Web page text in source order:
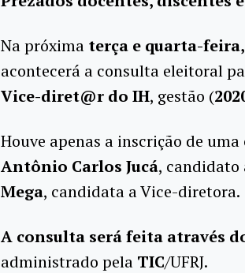
Na próxima terça e quarta-feira,
acontecerá a consulta eleitoral
Vice-diret@r do IH, gestão (
Houve apenas a inscrição de
Antônio Carlos Jucá, candidato
Mega, candidata a Vice-diretora.
A consulta será feita através
administrado pela TIC/UFRJ.